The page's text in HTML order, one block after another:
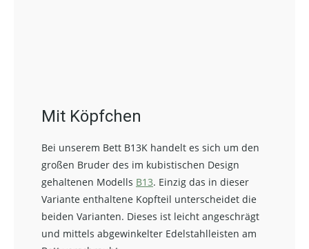
Mit Köpfchen
Bei unserem Bett B13K handelt es sich um den
großen Bruder des im kubistischen Design
gehaltenen Modells B13. Einzig das in dieser
Variante enthaltene Kopfteil unterscheidet die
beiden Varianten. Dieses ist leicht angeschrägt
und mittels abgewinkelter Edelstahlleisten am